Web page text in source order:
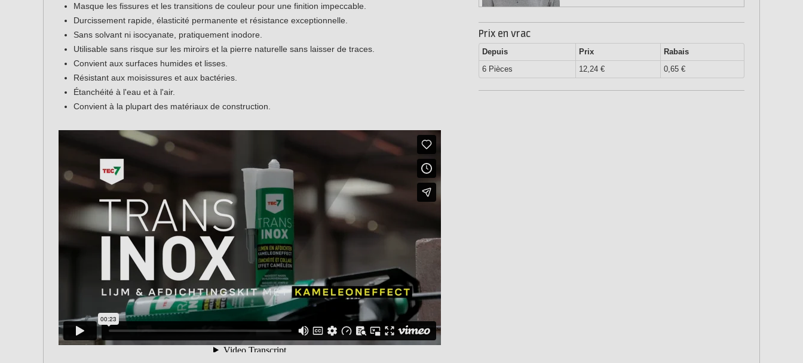
Masque les fissures et les transitions de couleur pour une finition impeccable.
Durcissement rapide, élasticité permanente et résistance exceptionnelle.
Sans solvant ni isocyanate, pratiquement inodore.
Utilisable sans risque sur les miroirs et la pierre naturelle sans laisser de traces.
Convient aux surfaces humides et lisses.
Résistant aux moisissures et aux bactéries.
Étanchéité à l'eau et à l'air.
Convient à la plupart des matériaux de construction.
Prix en vrac
Depuis Prix
Rabais
6 Pièces
12,24 € 0,65 €